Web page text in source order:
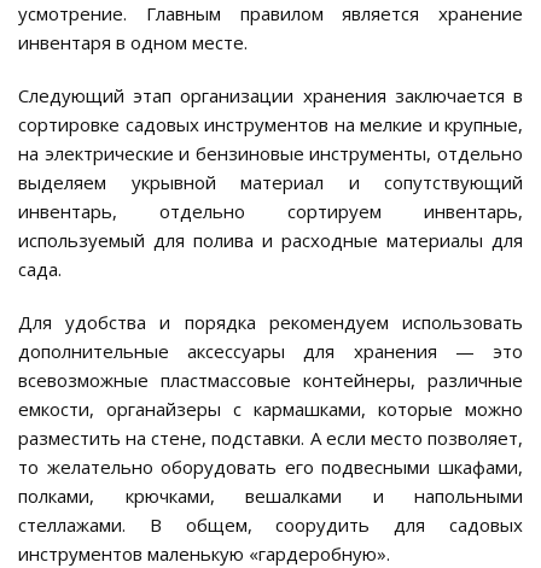
усмотрение. Главным правилом является хранение
инвентаря в одном месте.
Следующий этап организации хранения заключается в
сортировке садовых инструментов на мелкие и крупные,
на электрические и бензиновые инструменты, отдельно
выделяем укрывной материал и сопутствующий
инвентарь, отдельно сортируем инвентарь,
используемый для полива и расходные материалы для
сада.
Для удобства и порядка рекомендуем использовать
дополнительные аксессуары для хранения — это
всевозможные пластмассовые контейнеры, различные
емкости, органайзеры с кармашками, которые можно
разместить на стене, подставки. А если место позволяет,
то желательно оборудовать его подвесными шкафами,
полками, крючками, вешалками и напольными
стеллажами. В общем, соорудить для садовых
инструментов маленькую «гардеробную».